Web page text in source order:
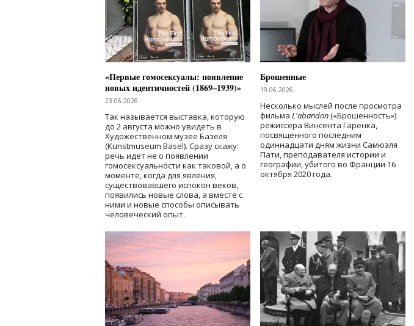
«Первые гомосексуалы: появление
новых идентичностей (1869–1939)»
23.06.2026
Так называется выставка, которую
до 2 августа можно увидеть в
Художественном музее Базеля
(Kunstmuseum Basel). Сразу скажу:
речь идет не о появлении
гомосексуальности как таковой, а о
моменте, когда для явления,
существовавшего испокон веков,
появились новые слова, а вместе с
ними и новые способы описывать
человеческий опыт.
Брошенные
19.06.2026
Несколько мыслей после просмотра
фильма L'abandon(«Брошенность»)
режиссера Винсента Гаренка,
посвященного последним
одиннадцати дням жизни Самюэля
Пати, преподавателя истории и
географии, убитого во Франции 16
октября 2020 года.